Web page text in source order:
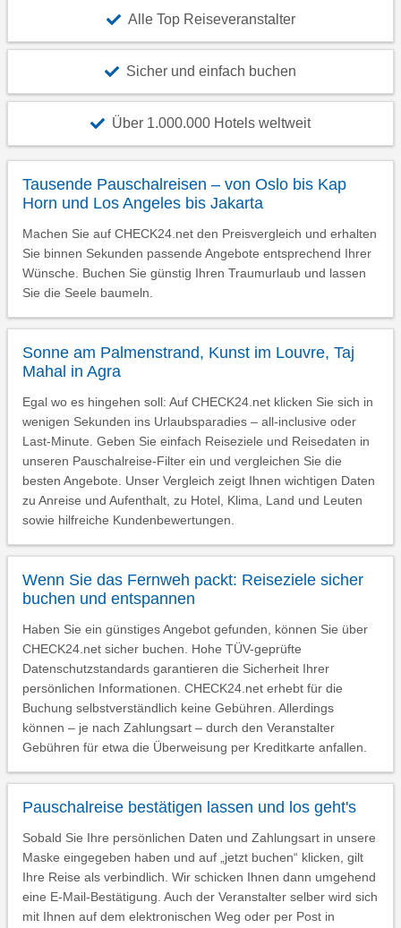
Alle Top Reiseveranstalter
Sicher und einfach buchen
Über 1.000.000 Hotels weltweit
Tausende Pauschalreisen – von Oslo bis Kap
Horn und Los Angeles bis Jakarta
Machen Sie auf CHECK24.net den Preisvergleich und erhalten
Sie binnen Sekunden passende Angebote entsprechend Ihrer
Wünsche. Buchen Sie günstig Ihren Traumurlaub und lassen
Sie die Seele baumeln.
Sonne am Palmenstrand, Kunst im Louvre, Taj
Mahal in Agra
Egal wo es hingehen soll: Auf CHECK24.net klicken Sie sich in
wenigen Sekunden ins Urlaubsparadies – all-inclusive oder
Last-Minute. Geben Sie einfach Reiseziele und Reisedaten in
unseren Pauschalreise-Filter ein und vergleichen Sie die
besten Angebote. Unser Vergleich zeigt Ihnen wichtigen Daten
zu Anreise und Aufenthalt, zu Hotel, Klima, Land und Leuten
sowie hilfreiche Kundenbewertungen.
Wenn Sie das Fernweh packt: Reiseziele sicher
buchen und entspannen
Haben Sie ein günstiges Angebot gefunden, können Sie über
CHECK24.net sicher buchen. Hohe TÜV-geprüfte
Datenschutzstandards garantieren die Sicherheit Ihrer
persönlichen Informationen. CHECK24.net erhebt für die
Buchung selbstverständlich keine Gebühren. Allerdings
können – je nach Zahlungsart – durch den Veranstalter
Gebühren für etwa die Überweisung per Kreditkarte anfallen.
Pauschalreise bestätigen lassen und los geht's
Sobald Sie Ihre persönlichen Daten und Zahlungsart in unsere
Maske eingegeben haben und auf „jetzt buchen“ klicken, gilt
Ihre Reise als verbindlich. Wir schicken Ihnen dann umgehend
eine E-Mail-Bestätigung. Auch der Veranstalter selber wird sich
mit Ihnen auf dem elektronischen Weg oder per Post in